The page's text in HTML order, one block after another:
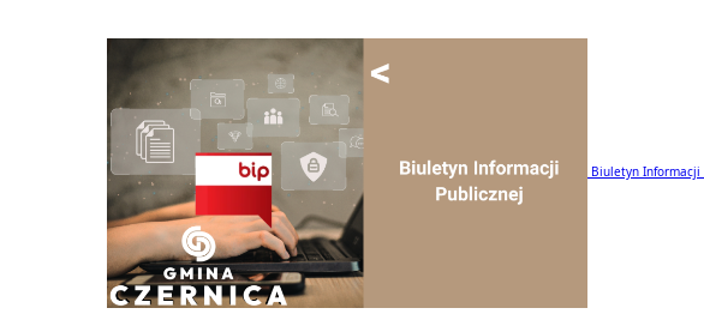
Biuletyn Informacji